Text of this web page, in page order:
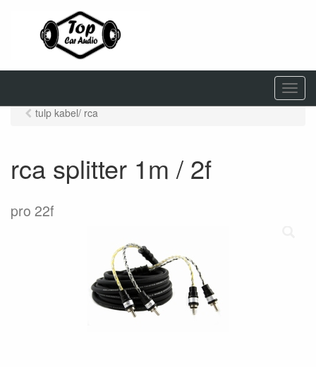
M
e
tulp kabel/ rca
rca splitter 1m / 2f
pro 22f